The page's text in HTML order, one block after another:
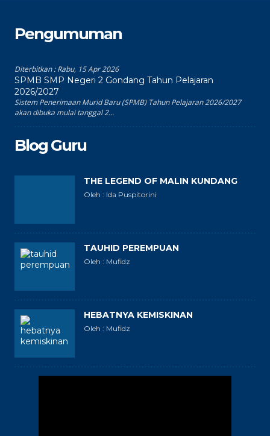
Pengumuman
Diterbitkan :Rabu, 15 Apr 2026
SPMB SMP Negeri 2 Gondang Tahun Pelajaran
2026/2027
Sistem Penerimaan Murid Baru (SPMB) Tahun Pelajaran 2026/2027
akan dibuka mulai tanggal 2...
Blog Guru
THE LEGEND OF MALIN KUNDANG
Oleh : Ida Puspitorini
TAUHID PEREMPUAN
Oleh : Mufidz
HEBATNYA KEMISKINAN
Oleh : Mufidz